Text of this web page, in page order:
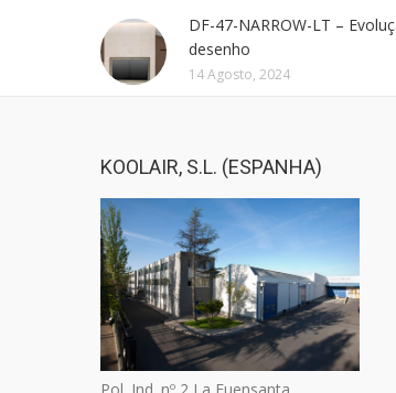
DF-47-NARROW-LT –
desenho
14 Agosto, 2024
KOOLAIR, S.L. (ESPANHA)